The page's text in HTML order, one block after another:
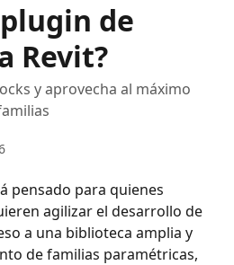
de
Revit?
y aprovecha al máximo
pensado para quienes
agilizar el desarrollo de
a una biblioteca amplia y
de familias paramétricas,